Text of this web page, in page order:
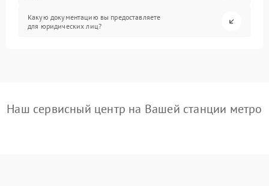
Какую документацию вы предоставляете
для юридических лиц?
Наш сервисный центр на Вашей станции метро